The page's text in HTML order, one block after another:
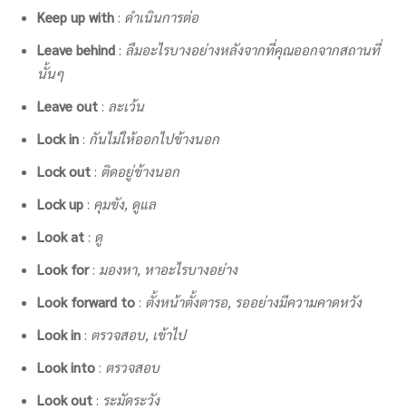
Keep up with : ดำเนินการต่อ
Leave behind : ลืมอะไรบางอย่างหลังจากที่คุณออกจากสถานที่
นั้นๆ
Leave out : ละเว้น
Lock in : กันไม่ให้ออกไปข้างนอก
Lock out : ติดอยู่ข้างนอก
Lock up : คุมขัง, ดูแล
Look at : ดู
Look for: มองหา, หาอะไรบางอย่าง
Look forward to : ตั้งหน้าตั้งตารอ, รออย่างมีความคาดหวัง
Look in : ตรวจสอบ, เข้าไป
Look into : ตรวจสอบ
Look out : ระมัดระวัง